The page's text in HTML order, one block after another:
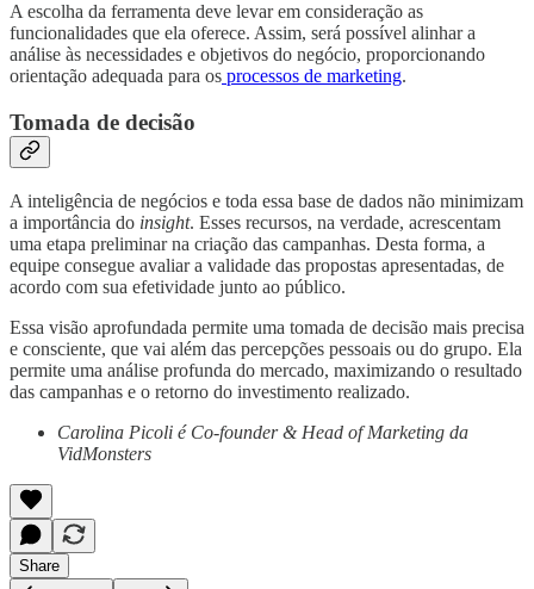
A escolha da ferramenta deve levar em consideração as
funcionalidades que ela oferece. Assim, será possível alinhar a
análise às necessidades e objetivos do negócio, proporcionando
orientação adequada para os processos de marketing.
Tomada de decisão
A inteligência de negócios e toda essa base de dados não minimizam
a importância do insight. Esses recursos, na verdade, acrescentam
uma etapa preliminar na criação das campanhas. Desta forma, a
equipe consegue avaliar a validade das propostas apresentadas, de
acordo com sua efetividade junto ao público.
Essa visão aprofundada permite uma tomada de decisão mais precisa
e consciente, que vai além das percepções pessoais ou do grupo. Ela
permite uma análise profunda do mercado, maximizando o resultado
das campanhas e o retorno do investimento realizado.
Carolina Picoli é Co-founder & Head of Marketing da
VidMonsters
Share